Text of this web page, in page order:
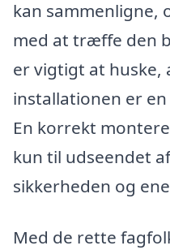
kan sammenligne,
med at træffe den
er vigtigt at huske,
installationen er
En korrekt
kun til udseendet
sikkerheden og
Med de rette